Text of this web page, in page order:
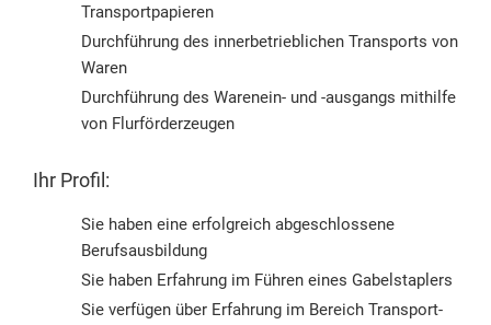
Transportpapieren
Durchführung des innerbetrieblichen Transports von
Waren
Durchführung des Warenein- und -ausgangs mithilfe
von Flurförderzeugen
Ihr Profil:
Sie haben eine erfolgreich abgeschlossene
Berufsausbildung
Sie haben Erfahrung im Führen eines Gabelstaplers
Sie verfügen über Erfahrung im Bereich Transport-